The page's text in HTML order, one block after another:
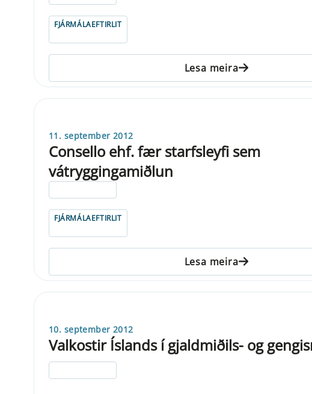
FJÁRMÁLAEFTIRLIT
Lesa meira
11. september 2012
Consello ehf. fær starfsleyfi sem
vátryggingamiðlun
FJÁRMÁLAEFTIRLIT
Lesa meira
10. september 2012
Valkostir Íslands í gjaldmiðils- og